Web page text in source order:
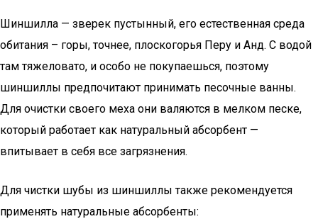
Шиншилла — зверек пустынный, его естественная среда
обитания – горы, точнее, плоскогорья Перу и Анд. С водой
там тяжеловато, и особо не покупаешься, поэтому
шиншиллы предпочитают принимать песочные ванны.
Для очистки своего меха они валяются в мелком песке,
который работает как натуральный абсорбент —
впитывает в себя все загрязнения.
Для чистки шубы из шиншиллы также рекомендуется
применять натуральные абсорбенты: